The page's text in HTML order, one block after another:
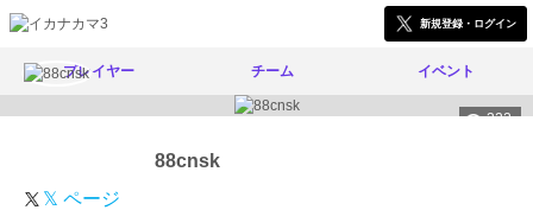
新規登録・ログイン
プレイヤー チーム イベント
322
88cnsk
𝕏 ページ